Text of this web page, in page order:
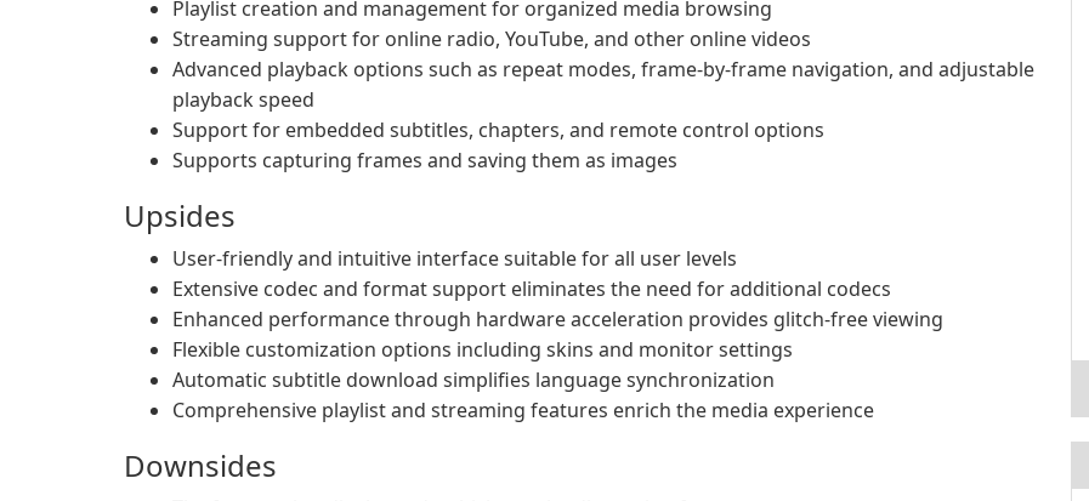
Playlist creation and management for organized media browsing
Streaming support for online radio, YouTube, and other online videos
Advanced playback options such as repeat modes, frame-by-frame navigation, and adjustable
playback speed
Support for embedded subtitles, chapters, and remote control options
Supports capturing frames and saving them as images
Upsides
User-friendly and intuitive interface suitable for all user levels
Extensive codec and format support eliminates the need for additional codecs
Enhanced performance through hardware acceleration provides glitch-free viewing
Flexible customization options including skins and monitor settings
Automatic subtitle download simplifies language synchronization
Comprehensive playlist and streaming features enrich the media experience
Downsides